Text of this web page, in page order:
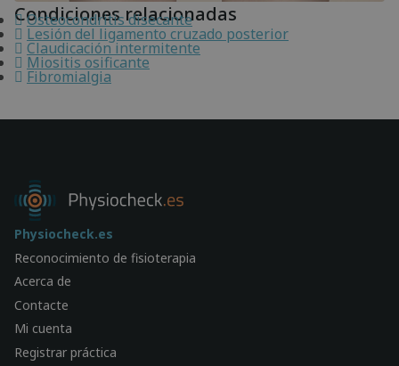
Condiciones relacionadas
Osteocondritis disecante
Lesión del ligamento cruzado posterior
Claudicación intermitente
Miositis osificante
Fibromialgia
Physiocheck.es
Reconocimiento de fisioterapia
Acerca de
Contacte
Mi cuenta
Registrar práctica